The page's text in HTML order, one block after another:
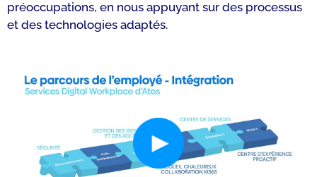
préoccupations, en nous appuyant sur des processus
et des technologies adaptés.